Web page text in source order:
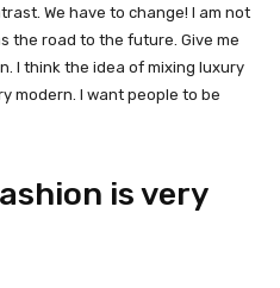
We have to change! I am not
the road to the future. Give me
I think the idea of mixing luxury
modern. I want people to be
is very